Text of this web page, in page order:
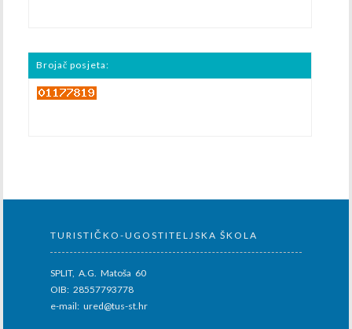
Brojač posjeta:
TURISTIČKO-UGOSTITELJSKA ŠKOLA
SPLIT, A.G. Matoša 60
OIB: 28557793778
e-mail: ured@tus-st.hr